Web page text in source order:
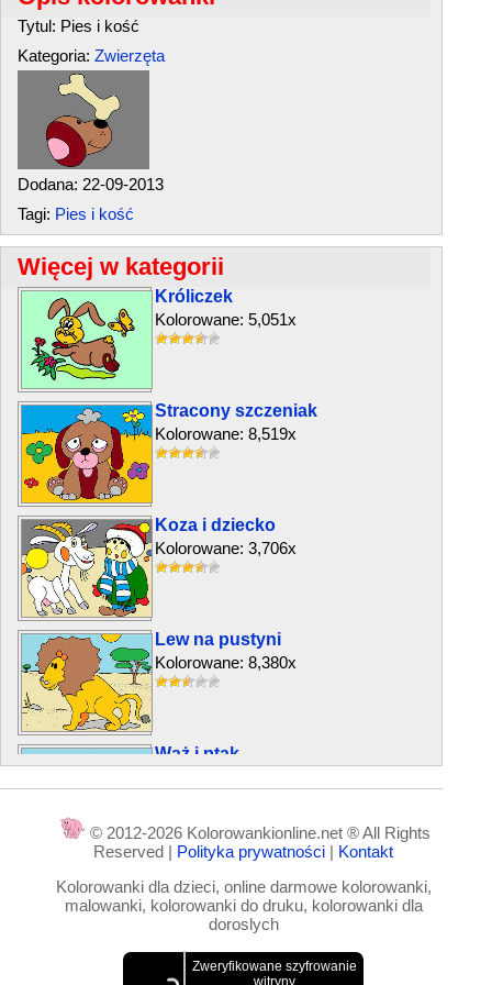
Tytul: Pies i kość
Kategoria: Zwierzęta
Dodana: 22-09-2013
Tagi: Pies i kość
Więcej w kategorii
Króliczek
Kolorowane: 5,051x
Stracony szczeniak
Kolorowane: 8,519x
Koza i dziecko
Kolorowane: 3,706x
Lew na pustyni
Kolorowane: 8,380x
Wąż i ptak
Kolorowane: 5,376x
© 2012-2026 Kolorowankionline.net ® All Rights
Reserved | Polityka prywatności | Kontakt
Kolorowanki dla dzieci, online darmowe kolorowanki,
malowanki, kolorowanki do druku, kolorowanki dla
doroslych